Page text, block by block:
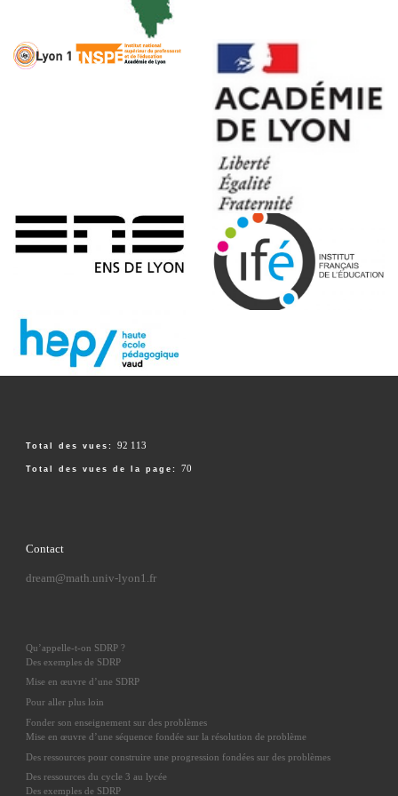
Total des vues: 92 113
Total des vues de la page: 70
Contact
dream@math.univ-lyon1.fr
Qu’appelle-t-on SDRP ?
Des exemples de SDRP
Mise en œuvre d’une SDRP
Pour aller plus loin
Fonder son enseignement sur des problèmes
Mise en œuvre d’une séquence fondée sur la résolution de problème
Des ressources pour construire une progression fondées sur des problèmes
Des ressources du cycle 3 au lycée
Des exemples de SDRP